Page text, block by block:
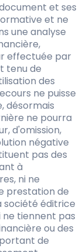
et ses
et ne
une analyse
effectuée par
tenu de
des
ne puisse
désormais
ne pourra
d'omission,
négative
pas des
à
ni ne
prestation de
société éditrice
tiennent pas
ou des
de